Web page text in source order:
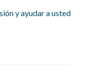
y ayudar a usted